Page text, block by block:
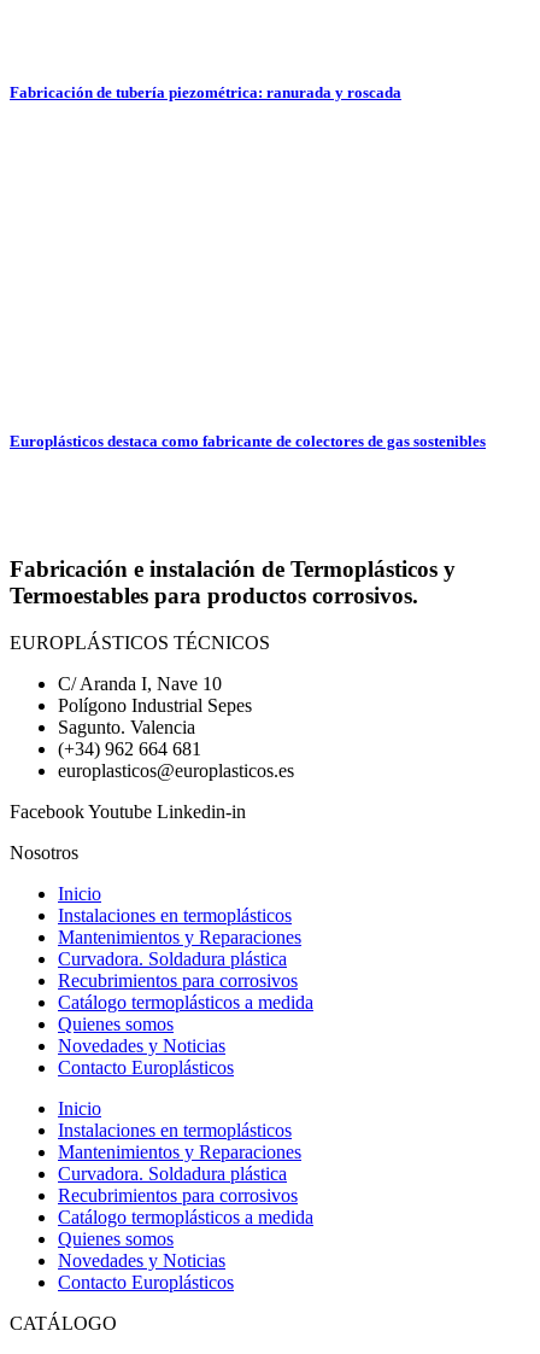
Fabricación de tubería piezométrica: ranurada y roscada
Europlásticos destaca como fabricante de colectores de gas sostenibles
Fabricación e instalación de Termoplásticos y
Termoestables para productos corrosivos.
EUROPLÁSTICOS TÉCNICOS
C/ Aranda I, Nave 10
Polígono Industrial Sepes
Sagunto. Valencia
(+34) 962 664 681
europlasticos@europlasticos.es
FacebookYoutube Linkedin-in
Nosotros
Inicio
Instalaciones en termoplásticos
Mantenimientos y Reparaciones
Curvadora. Soldadura plástica
Recubrimientos para corrosivos
Catálogo termoplásticos a medida
Quienes somos
Novedades y Noticias
Contacto Europlásticos
Inicio
Instalaciones en termoplásticos
Mantenimientos y Reparaciones
Curvadora. Soldadura plástica
Recubrimientos para corrosivos
Catálogo termoplásticos a medida
Quienes somos
Novedades y Noticias
Contacto Europlásticos
CATÁLOGO